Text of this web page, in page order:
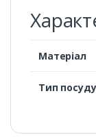
Матеріал
Тип посуду